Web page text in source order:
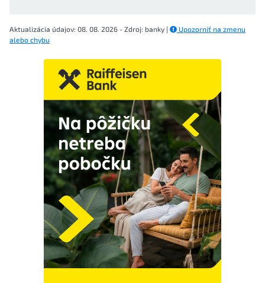
Aktualizácia údajov: 08. 08. 2026 - Zdroj: banky |
Upozorniť na zmenu
alebo chybu